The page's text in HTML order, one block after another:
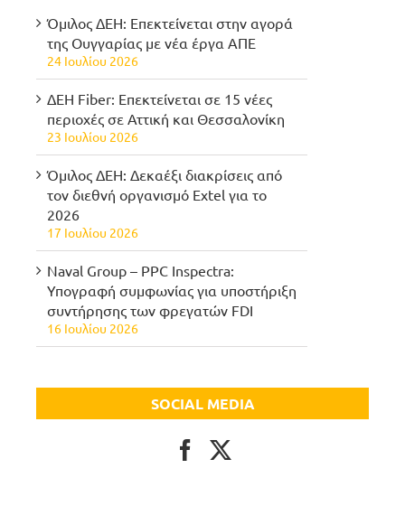
Όμιλος ΔΕΗ: Επεκτείνεται στην αγορά
της Ουγγαρίας με νέα έργα ΑΠΕ
24 Ιουλίου 2026
ΔΕΗ Fiber: Επεκτείνεται σε 15 νέες
περιοχές σε Αττική και Θεσσαλονίκη
23 Ιουλίου 2026
Όμιλος ΔΕΗ: Δεκαέξι διακρίσεις από
τον διεθνή οργανισμό Extel για το
2026
17 Ιουλίου 2026
Naval Group – PPC Inspectra:
Υπογραφή συμφωνίας για υποστήριξη
συντήρησης των φρεγατών FDI
16 Ιουλίου 2026
SOCIAL MEDIA